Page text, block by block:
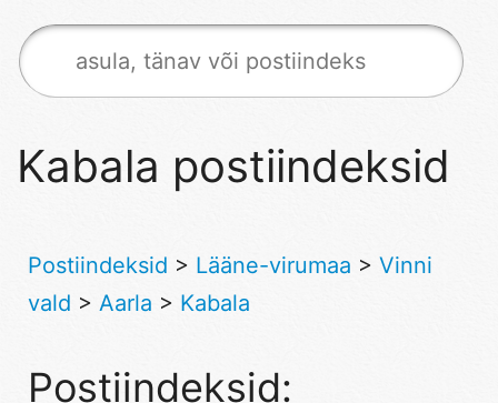
Kabala postiindeksid
Postiindeksid > Lääne-virumaa > Vinni
vald > Aarla > Kabala
Postiindeksid: